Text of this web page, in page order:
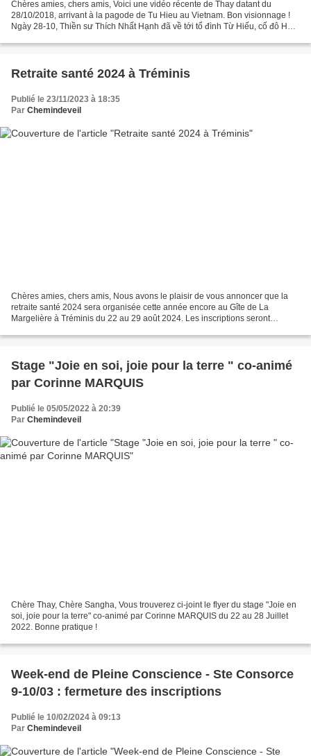
Chères amies, chers amis, Voici une vidéo récente de Thay datant du
28/10/2018, arrivant à la pagode de Tu Hieu au Vietnam. Bon visionnage !
Ngày 28-10, Thiền sư Thích Nhất Hạnh đã về tới tổ đình Từ Hiếu, cố đô Huế.
Retraite santé 2024 à Tréminis
Publié le 23/11/2023 à 18:35
Par Chemindeveil
Chères amies, chers amis, Nous avons le plaisir de vous annoncer que la
retraite santé 2024 sera organisée cette année encore au Gîte de La
Margelière à Tréminis du 22 au 29 août 2024. Les inscriptions seront
Stage "Joie en soi, joie pour la terre " co-animé
par Corinne MARQUIS
Publié le 05/05/2022 à 20:39
Par Chemindeveil
Chère Thay, Chère Sangha, Vous trouverez ci-joint le flyer du stage "Joie en
soi, joie pour la terre" co-animé par Corinne MARQUIS du 22 au 28 Juillet
2022. Bonne pratique !
Week-end de Pleine Conscience - Ste Consorce
9-10/03 : fermeture des inscriptions
Publié le 10/02/2024 à 09:13
Par Chemindeveil